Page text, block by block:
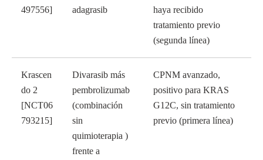
497556]
adagrasib
haya recibido
tratamiento previo
(segunda línea)
Krascen
do 2
[NCT06
793215]
Divarasib más
pembrolizumab
(combinación
sin
quimioterapia )
frente a
CPNM avanzado,
positivo para KRAS
G12C, sin tratamiento
previo (primera línea)